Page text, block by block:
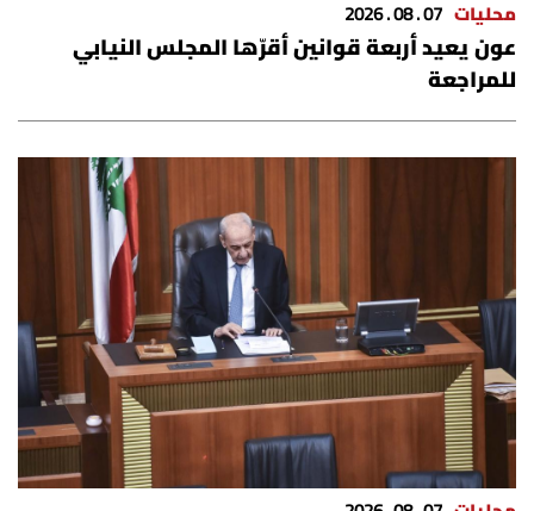
محليات 07 . 08 . 2026
عون يعيد أربعة قوانين أقرّها المجلس النيابي
للمراجعة